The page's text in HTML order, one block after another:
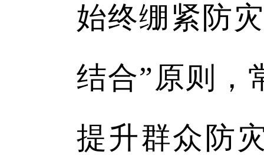
始终绷紧防
结合”原则，
提升群众防